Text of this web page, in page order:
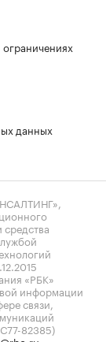
данных
средства
«РБК»
информации
связи,
82385)